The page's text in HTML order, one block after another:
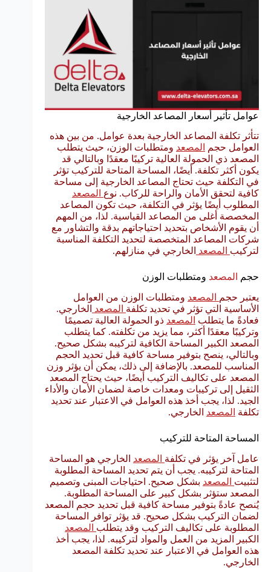
عوامل تأثير أسعار المصاعد الخارجية
تتأثر تكلفة المصاعد الخارجية بعدة عوامل. من بين هذه
العوامل حجم
المصعد ومتطلبات الوزن، حيث يتطلب
المصعد ذي الحمولة العالية تركيبًا معقدًا وبالتالي قد
يكون أكثر تكلفة. أيضًا، المساحة المتاحة للتركيب تؤثر
في التكلفة حيث تحتاج المصاعد الخارجية إلى مساحة
كافية لتحقق الأمان والراحة للركاب. نوع المصعد
المطلوب أيضًا يؤثر في التكلفة، حيث تكون المصاعد
المخصصة أغلى من المصاعد القياسية. لذا، من المهم
أن يقوم الأشخاص بتحديد احتياجاتهم بدقة والتشاور مع
شركات المصاعد المتخصصة لتحديد التكلفة المناسبة
لتركيب المصعد الخارجي في منازلهم.
حجم المصعد ومتطلبات الوزن
يعتبر حجم
المصعد ومتطلبات الوزن من العوامل
الأساسية التي تؤثر في تحديد تكلفة المصعد الخارجي.
فعادةً ما يتطلب المصعد ذو الحمولة العالية تصميمًا
وتركيبًا معقدًا أكثر، مما يزيد من تكلفته. كما يتطلب
المصعد الكبير المساحة الكافية لتركيبه بشكل صحيح.
وبالتالي، ينصح بتوفير مساحة كافية قبل تحديد الحجم
المناسب للمصعد. بالإضافة إلى ذلك، يمكن أن يؤثر وزن
المصعد على تكاليف التركيب أيضًا، حيث يحتاج المصعد
الثقيل إلى تركيبات ومعدات خاصة لضمان الأمان والأداء
الجيد. لذا، يجب أخذ هذه العوامل في الاعتبار عند تحديد
تكلفة المصعد الخارجي.
المساحة المتاحة للتركيب
عامل آخر يؤثر في تكلفة المصعد الخارجي هو المساحة
المتاحة لتركيبه. يجب أن يتم تحديد المساحة المطلوبة
لتثبيت المصعد بشكل صحيح. احتياجات المبنى وتصميم
المصعد ستؤثر بشكل كبير على المساحة المطلوبة.
يُنصح عادةً بتوفير مساحة كافية قبل تحديد حجم المصعد
لضمان التركيب بشكل صحيح. قد يؤثر توافر المساحة
المطلوبة على تكاليف التركيب وقد يتطلب المصعد
الكبير المزيد من العمل والمواد لتركيبه. لذا، يجب أخذ
هذه العوامل في الاعتبار عند تحديد تكلفة المصعد
الخارجي.